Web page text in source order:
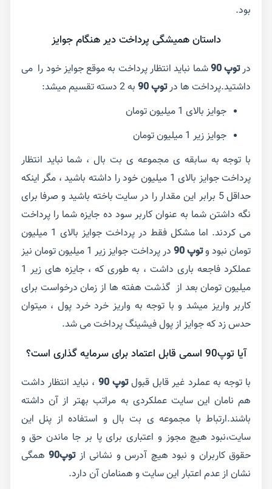
بود.
داستان همیشگی پرداخت دیر هنگام جوایز
درتوپ 90
شما نباید انتظار پرداخت به موقع جوایز خود را می
داشتید.پرداخت ها درتوپ 90
به 2 دسته تقسیم میشد:
جوایز بالای 1 میلیون تومان
جوایز زیر 1 میلیون تومان
با توجه به سابقه ی مجموعه ی بت بال ، شما نباید انتظار
پرداخت جوایز بالای 1 میلیون خود را داشته باشید ، مگر اینکه
حداقل 5 برابر این مقدار را در سایت باخته باشید و صرفا برای
نگه داشتن شما به عنوان کاربر سود ده جایزه شما را پرداخت
می کردند. اما مشکل فقط در پرداخت جوایز بالای 1 میلیون
تومان نبود وتوپ 90
در پرداخت جوایز زیر 1 میلیون تومان نیز
عملکرد فاجعه باری داشت ، به طوری که ، جایزه های زیر 1
میلیون تومان بعد از گذشت هفته ها از زمان درخواست برای
کاربر واریز میشد و با توجه به واریز خرد خرد پول ، میتوان
حدس زد که جوایز از پول فیشینگ پرداخت می شد.
آیا توپ90 اسمی قابل اعتماد برای سرمایه گذاری است؟
با توجه به عملرد غیر قابل قبولتوپ 90
، نباید انتظار داشت
هم نامان این سایت عملکردی به مراتب بهتر از آن داشته
باشند.ارتباط با مجموعه ی بت بال و استفاده از پنل این
سایت،نبود هیچ مجوز و اعتباری برای پا بر جا ماندن حق و
حقوق کاربران و نبود هیچ آدرس و نشانی از توپ90
همگی
نشان از عدم اعتبار این سایت و همنامان آن دارد.